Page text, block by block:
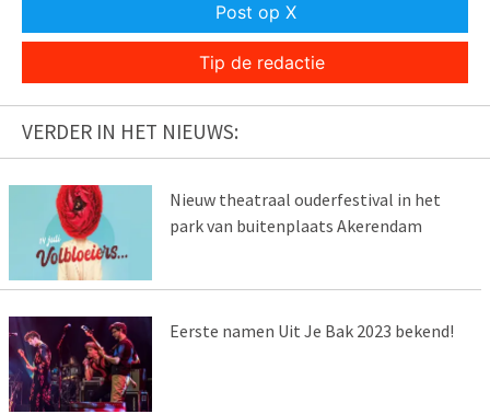
Post op X
Tip de redactie
VERDER IN HET NIEUWS:
Nieuw theatraal ouderfestival in het
park van buitenplaats Akerendam
Eerste namen Uit Je Bak 2023 bekend!